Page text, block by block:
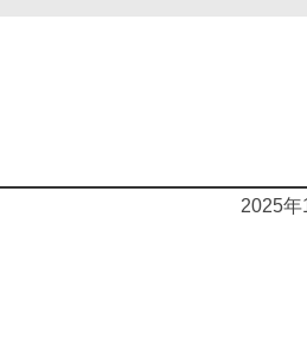
2025年